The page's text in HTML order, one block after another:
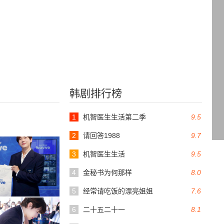
韩剧排行榜
9.5
1 机智医生生活第二季
9.7
2 请回答1988
9.5
3 机智医生生活
8.0
4 金秘书为何那样
7.6
5 经常请吃饭的漂亮姐姐
8.1
6 二十五二十一